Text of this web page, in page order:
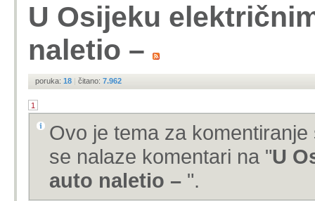
U Osijeku
naletio –
poruka: 18 | čitano: 7.962
1
Ovo je tema za
se nalaze komentari na "U
auto naletio – ".